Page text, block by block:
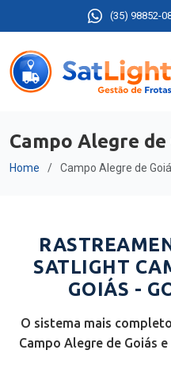
(35) 98852-
Campo Alegre de
Home Campo Alegre de
SATLIGHT
GOIÁS -
O sistema mais
Campo Alegre de Goiás